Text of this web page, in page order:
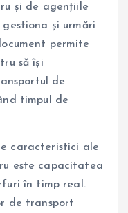
și de agențiile
și urmări
permite
să își
de
timpul de
caracteristici ale
este capacitatea
în timp real.
de transport